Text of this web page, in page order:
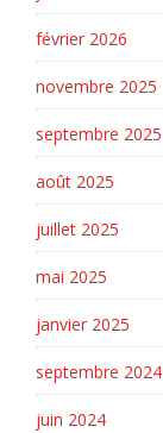
février 2026
novembre 2025
septembre 2025
août 2025
juillet 2025
mai 2025
janvier 2025
septembre 2024
juin 2024